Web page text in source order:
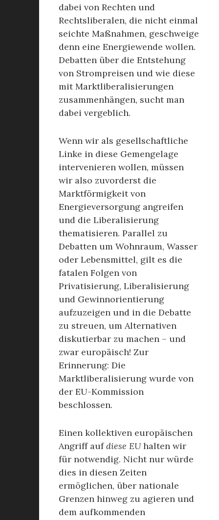
dabei von Rechten und
Rechtsliberalen, die nicht einmal
seichte Maßnahmen, geschweige
denn eine Energiewende wollen.
Debatten über die Entstehung
von Strompreisen und wie diese
mit Marktliberalisierungen
zusammenhängen, sucht man
dabei vergeblich.
Wenn wir als gesellschaftliche
Linke in diese Gemengelage
intervenieren wollen, müssen
wir also zuvorderst die
Marktförmigkeit von
Energieversorgung angreifen
und die Liberalisierung
thematisieren. Parallel zu
Debatten um Wohnraum, Wasser
oder Lebensmittel, gilt es die
fatalen Folgen von
Privatisierung, Liberalisierung
und Gewinnorientierung
aufzuzeigen und in die Debatte
zu streuen, um Alternativen
diskutierbar zu machen – und
zwar europäisch! Zur
Erinnerung: Die
Marktliberalisierung wurde von
der EU-Kommission
beschlossen.
Einen kollektiven europäischen
Angriff aufdiese EUhalten wir
für notwendig. Nicht nur würde
dies in diesen Zeiten
ermöglichen, über nationale
Grenzen hinweg zu agieren und
dem aufkommenden